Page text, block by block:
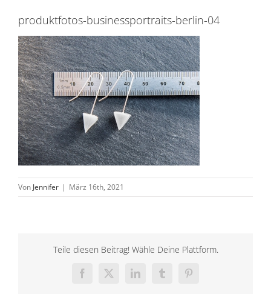
produktfotos-businessportraits-berlin-04
Von Jennifer | März 16th, 2021
Teile diesen Beitrag! Wähle Deine Plattform.
Facebook
X LinkedInTumblrPinterest